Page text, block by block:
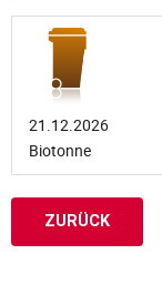
21.12.2026
Biotonne
ZURÜCK